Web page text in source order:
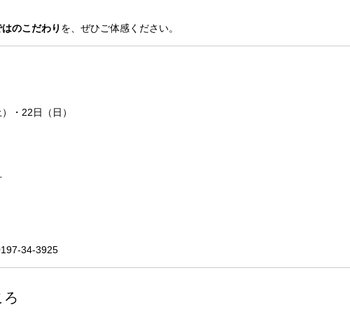
のこだわり を、ぜひご体感ください。
・22日（日）
34-3925
ろ